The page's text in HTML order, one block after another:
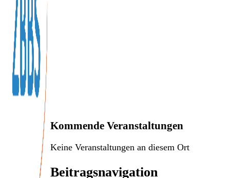
Kommende Veranstaltungen
Keine Veranstaltungen an diesem Ort
Beitragsnavigation